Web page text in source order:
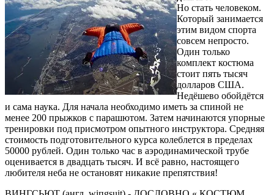
Но стать человеком.
Который занимается
этим видом спорта
совсем непросто.
Один только
комплект костюма
стоит пять тысяч
долларов США.
Недёшево обойдётся
и сама наука. Для начала необходимо иметь за спиной не
менее 200 прыжков с парашютом. Затем начинаются упорные
тренировки под присмотром опытного инструктора. Средняя
стоимость подготовительного курса колеблется в пределах
50000 рублей. Один только час в аэродинамической трубе
оценивается в двадцать тысяч. И всё равно, настоящего
любителя неба не остановят никакие препятствия!